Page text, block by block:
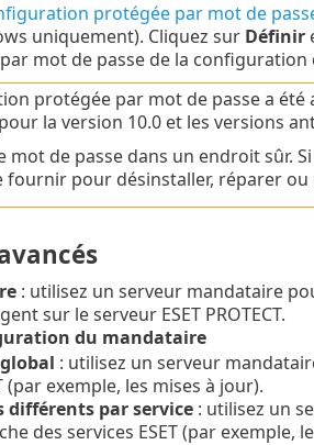
protégée par mot de
uniquement). Cliquez sur Définir
mot de passe de la configuration
protégée par mot de passe a été
la version 10.0 et les versions
mot de passe dans un endroit sûr.
fournir pour désinstaller, réparer
: utilisez un serveur mandataire
sur le serveur ESET PROTECT.
du mandataire
: utilisez un serveur
(par exemple, les mises à jour).
différents par service: utilisez un
des services ESET (par exemple,